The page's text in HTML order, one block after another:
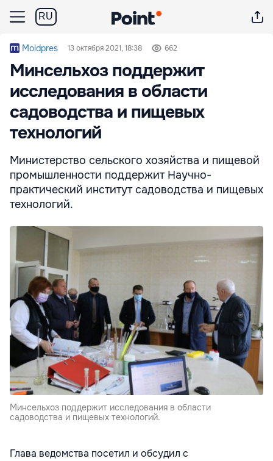
RU
Moldpres 13 октября 2021, 18:38 662
Минсельхоз поддержит
исследования в области
садоводства и пищевых
технологий
Министерство сельского хозяйства и пищевой
промышленности поддержит Научно-
практический институт садоводства и пищевых
технологий.
Минсельхоз поддержит исследования в области
садоводства и пищевых технологий.
Глава ведомства посетил и обсудил с